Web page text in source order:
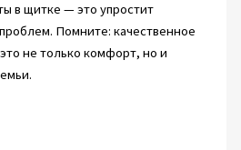
в щитке — это упростит
Помните: качественное
не только комфорт, но и